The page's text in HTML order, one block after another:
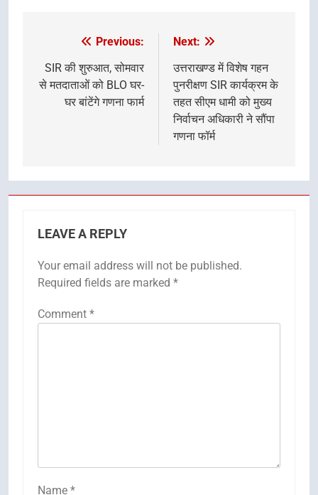
navigation
Previous:
SIR की शुरुआत, सोमवार
से मतदाताओं को BLO घर-
घर बांटेंगे गणना फार्म
Next:
उत्तराखण्ड में विशेष गहन
पुनरीक्षण SIR कार्यक्रम के
तहत सीएम धामी को मुख्य
निर्वाचन अधिकारी ने सौंपा
गणना फॉर्म
LEAVE A REPLY
Your email address will not be published.
Required fields are marked *
Comment *
Name *